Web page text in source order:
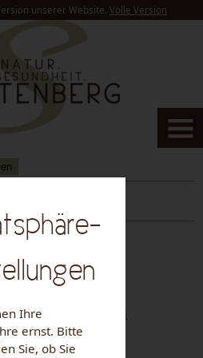
unserer Website. Volle Version
- Ansuchen um
Ihre
ernst. Bitte
Sie, ob Sie